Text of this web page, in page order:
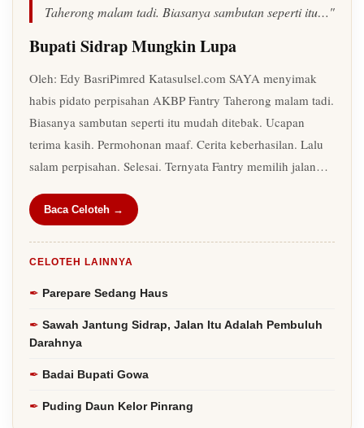
Taherong malam tadi. Biasanya sambutan seperti itu…"
Bupati Sidrap Mungkin Lupa
Oleh: Edy BasriPimred Katasulsel.com SAYA menyimak
habis pidato perpisahan AKBP Fantry Taherong malam tadi.
Biasanya sambutan seperti itu mudah ditebak. Ucapan
terima kasih. Permohonan maaf. Cerita keberhasilan. Lalu
salam perpisahan. Selesai. Ternyata Fantry memilih jalan…
Baca Celoteh →
CELOTEH LAINNYA
Parepare Sedang Haus
Sawah Jantung Sidrap, Jalan Itu Adalah Pembuluh
Darahnya
Badai Bupati Gowa
Puding Daun Kelor Pinrang